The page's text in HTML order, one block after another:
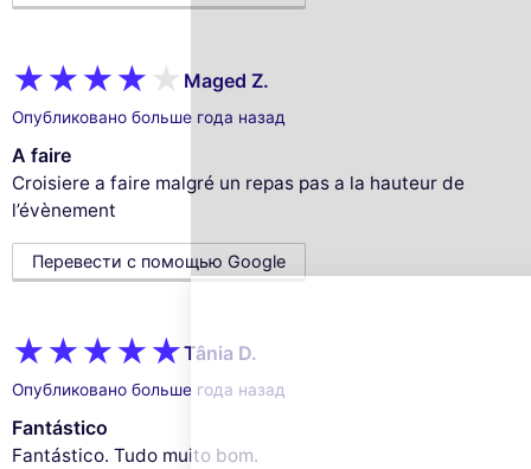
This website uses
cookies
We use cookies and your personal data to
enhance your browsing experience,
Consents certified by
Reject All Cookies Settings
Maged Z.
Опубликовано больше года назад
A faire
Croisiere a faire malgré un repas pas a la hauteur de
l’évènement
Перевести с помощью Google
Tânia D.
Опубликовано больше года назад
Fantástico
Fantástico. Tudo muito bom.